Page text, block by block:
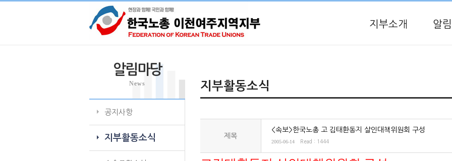
지부소개 알
알림마당
News
공지사항
지부활동소식
지부활동소식
제목
<속보>한국노총 고 김태환동지 살인대책위원회 구성
2005-06-14 Read : 1444